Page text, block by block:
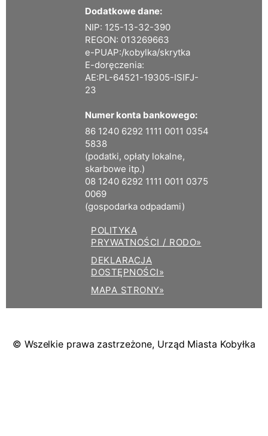
Dodatkowe dane:
NIP: 125-13-32-390
REGON: 013269663
e-PUAP:/kobylka/skrytka
E-doręczenia:
AE:PL-64521-19305-ISIFJ-
23
Numer konta bankowego:
86 1240 6292 1111 0011 0354
5838
(podatki, opłaty lokalne,
skarbowe itp.)
08 1240 6292 1111 0011 0375
0069
(gospodarka odpadami)
POLITYKA
PRYWATNOŚCI / RODO»
DEKLARACJA
DOSTĘPNOŚCI»
MAPA STRONY»
© Wszelkie prawa zastrzeżone, Urząd Miasta Kobyłka